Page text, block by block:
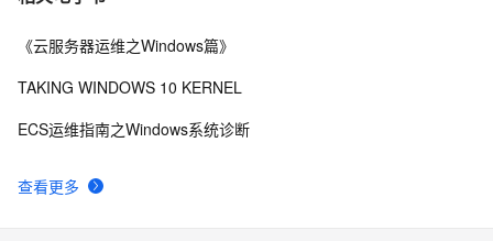
8 《101 Windows Phone 7 Apps》读书笔记-
查看更多
《云服务器运维之Windows篇》
TAKING WINDOWS 10 KERNEL
ECS运维指南之Windows系统诊断